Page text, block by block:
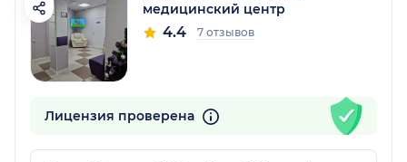
медицинский центр
4.4 7 отзывов
Лицензия проверена